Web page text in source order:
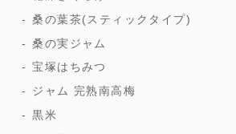
桑の葉茶(スティックタイプ)
桑の実ジャム
宝塚はちみつ
ジャム 完熟南高梅
黒米